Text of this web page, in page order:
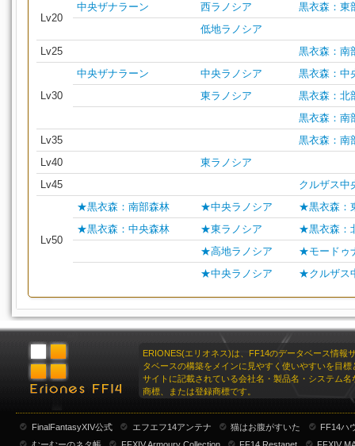
Lv20
中央ザナラーン 西ラノシア
黒衣森：東
低地ラノシア
Lv25
黒衣森：南
Lv30
中央ザナラーン 中央ラノシア
黒衣森：中
東ラノシア
黒衣森：北
黒衣森：南
Lv35
黒衣森：南
Lv40
東ラノシア
Lv45
クルザス中
Lv50
★黒衣森：南部森林 ★中央ラノシア
★黒衣森：
★黒衣森：中央森林
★東ラノシア
★黒衣森：
★高地ラノシア
★モードゥ
★中央ラノシア
★クルザス
ERIONES(エリオネス)は、FF14のデータベース情報
タベースの構築をメインに見やすく使いやすいを目標
サイトに記載されている会社名・製品名・システム名
商標、または登録商標です。
FinalFantasyXIV公式 エフエフ14アンテナ 猫はお腹がすいた
FF14ハ